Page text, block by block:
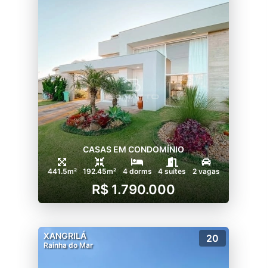
CASAS EM CONDOMÍNIO
441.5m² 192.45m² 4 dorms 4 suítes 2 vagas
R$ 1.790.000
XANGRILÁ
Rainha do Mar
20